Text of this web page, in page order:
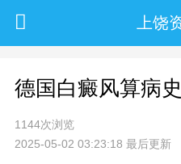
上饶
德国白癜风算病
1144次浏览
2025-05-02 03:23:18 最后更新